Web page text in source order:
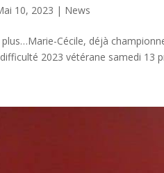
10, 2023 | News
plus…Marie-Cécile, déjà
2023 vétérane samedi 13